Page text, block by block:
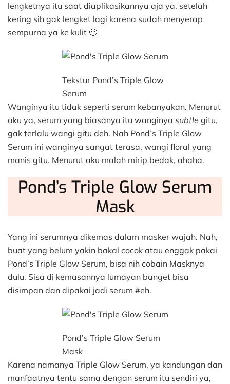
lengketnya itu saat diaplikasikannya aja ya, setelah
kering sih gak lengket lagi karena sudah menyerap
sempurna ya ke kulit 🙂
Tekstur Pond’s Triple Glow
Serum
Wanginya itu tidak seperti serum kebanyakan. Menurut
aku ya, serum yang biasanya itu wanginya subtle gitu,
gak terlalu wangi gitu deh. Nah Pond’s Triple Glow
Serum ini wanginya sangat terasa, wangi floral yang
manis gitu. Menurut aku malah mirip bedak, ahaha.
Pond’s Triple Glow Serum
Mask
Yang ini serumnya dikemas dalam masker wajah. Nah,
buat yang belum yakin bakal cocok atau enggak pakai
Pond’s Triple Glow Serum, bisa nih cobain Masknya
dulu. Sisa di kemasannya lumayan banget bisa
disimpan dan dipakai jadi serum #eh.
Pond’s Triple Glow Serum
Mask
Karena namanya Triple Glow Serum, ya kandungan dan
manfaatnya tentu sama dengan serum itu sendiri ya,